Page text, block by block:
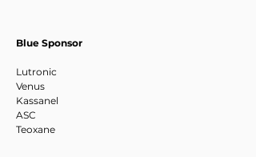
Blue Sponsor
Lutronic
Venus
Kassanel
ASC
Teoxane